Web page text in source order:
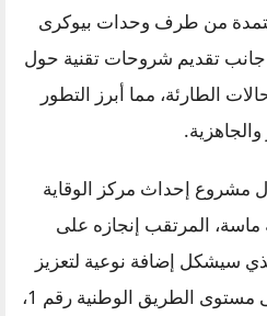
من طرف وحدات بيوكرى
جانب تقديم شروحات تقنية حول
الطارئة، مما أبرز التطور
مشروع إحداث مركز الوقاية
ماسة، المرتقب إنجازه على
والذي سيشكل إضافة نوعية لتعزيز
التغطية المجالية، خاصة على مستوى الطريق الوطنية رقم 1،